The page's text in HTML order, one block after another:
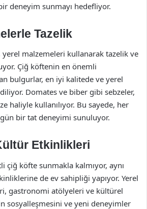
deneyim sunmayı hedefliyor.
Tazelik
yerel malzemeleri kullanarak tazelik ve
Çiğ köftenin en önemli
bulgurlar, en iyi kalitede ve yerel
Domates ve biber gibi sebzeler,
haliyle kullanılıyor. Bu sayede, her
bir tat deneyimi sunuluyor.
Etkinlikleri
çiğ köfte sunmakla kalmıyor, aynı
de ev sahipliği yapıyor. Yerel
gastronomi atölyeleri ve kültürel
sosyalleşmesini ve yeni deneyimler